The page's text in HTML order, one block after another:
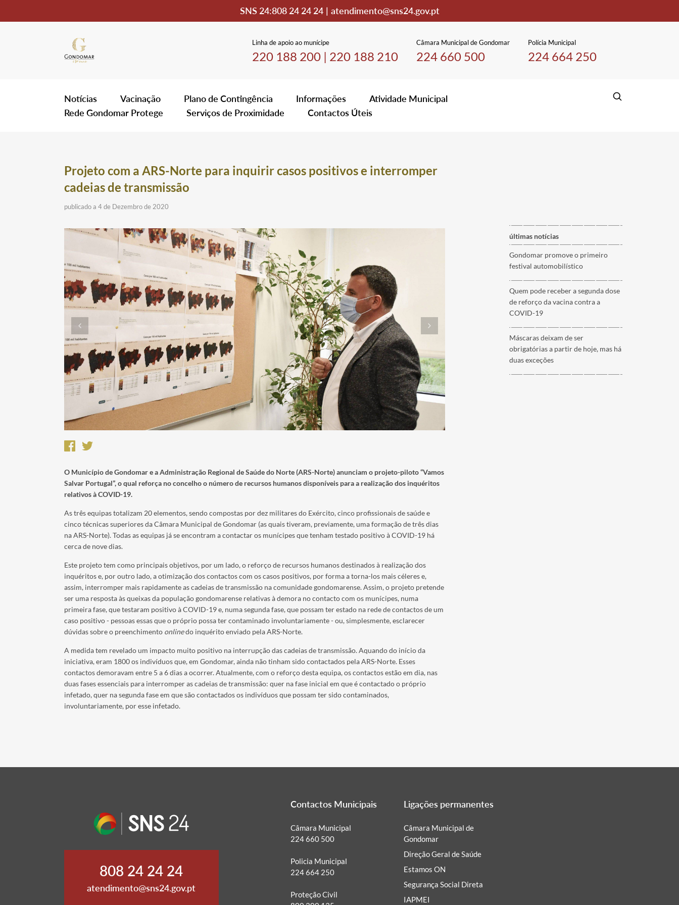
SNS 24:808 24 24 24 | atendimento@sns24.gov.pt
Linha de apoio ao munícipe
220 188 200| 220 188 210
Câmara Municipal de Gondomar
224 660 500
Polícia Municipal
224 664 250
Notícias Vacinação Plano de Contingência Informações
Atividade Municipal
Rede Gondomar Protege
Serviços de Proximidade Contactos Úteis
Projeto com a ARS-Norte para inquirir casos positivos e interromper
cadeias de transmissão
publicado a 4 de Dezembro de 2020
O Município de Gondomare a Administração Regional de Saúde do Norte (ARS-Norte) anunciam o projeto-piloto “Vamos
Salvar Portugal”, o qual reforça no concelho o número de recursos humanos disponíveis para a realização dos inquéritos
relativos à COVID-19.
As três equipas totalizam 20 elementos, sendo compostas por dez militares do Exército, cinco profissionais de saúde e
cinco técnicas superiores da Câmara Municipal de Gondomar (as quais tiveram, previamente, uma formação de três dias
na ARS-Norte). Todas as equipas já se encontram a contactar os munícipes que tenham testado positivo à COVID-19 há
cerca de nove dias.
Este projeto tem como principais objetivos, por um lado, o reforço de recursos humanos destinados à realização dos
inquéritos e, por outro lado, a otimização dos contactos com os casos positivos, por forma a torna-los mais céleres e,
assim, interromper mais rapidamente as cadeias de transmissão na comunidade gondomarense. Assim, o projeto pretende
ser uma resposta às queixas da população gondomarense relativas à demora no contacto com os munícipes, numa
primeira fase, que testaram positivo à COVID-19 e, numa segunda fase, que possam ter estado na rede de contactos de um
caso positivo - pessoas essas que o próprio possa ter contaminado involuntariamente - ou, simplesmente, esclarecer
dúvidas sobre o preenchimento onlinedo inquérito enviado pela ARS-Norte.
A medida tem revelado um impacto muito positivo na interrupção das cadeias de transmissão. Aquando do início da
iniciativa, eram 1800 os indivíduos que, em Gondomar, ainda não tinham sido contactados pela ARS-Norte. Esses
contactos demoravam entre 5 a 6 dias a ocorrer. Atualmente, com o reforço desta equipa, os contactos estão em dia, nas
duas fases essenciais para interromper as cadeias de transmissão: quer na fase inicial em que é contactado o próprio
infetado, quer na segunda fase em que são contactados os indivíduos que possam ter sido contaminados,
involuntariamente, por esse infetado.
últimas notícias
Gondomar promove o primeiro
festival automobilístico
Quem pode receber a segunda dose
de reforço da vacina contra a
COVID-19
Máscaras deixam de ser
obrigatórias a partir de hoje, mas há
duas exceções
808 24 24 24
atendimento@sns24.gov.pt
Contactos Municipais
Câmara Municipal
224 660 500
Policia Municipal
224 664 250
Proteção Civil
Ligações permanentes
Câmara Municipal de
Gondomar
Direção Geral de Saúde
Estamos ON
Segurança Social Direta
IAPMEI